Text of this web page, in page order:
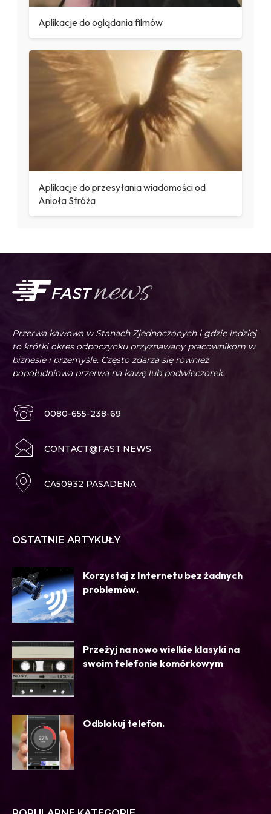
Aplikacje do oglądania filmów
Aplikacje do przesyłania wiadomości od
Anioła Stróża
Przerwa kawowa w Stanach Zjednoczonych i gdzie indziej
to krótki okres odpoczynku przyznawany pracownikom w
biznesie i przemyśle. Często zdarza się również
popołudniowa przerwa na kawę lub podwieczorek.
0080-655-238-69
CONTACT@FAST.NEWS
CA50932 PASADENA
OSTATNIE ARTYKUŁY
Korzystaj z Internetu bez żadnych
problemów.
Przeżyj na nowo wielkie klasyki na
swoim telefonie komórkowym
Odblokuj telefon.